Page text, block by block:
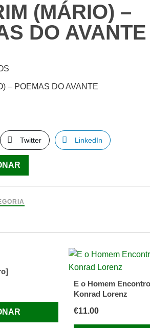
(MÁRIO) –
DO AVANTE
– POEMAS DO AVANTE
Twitter LinkedIn
E o Homem
Konrad Lorenz
€11.00